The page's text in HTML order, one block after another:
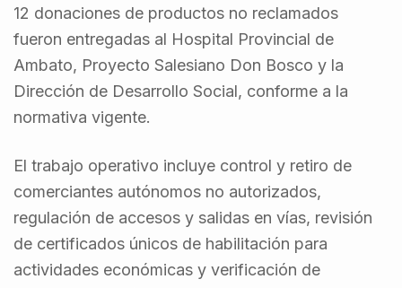
12 donaciones de productos no reclamados
fueron entregadas al Hospital Provincial de
Ambato, Proyecto Salesiano Don Bosco y la
Dirección de Desarrollo Social, conforme a la
normativa vigente.
El trabajo operativo incluye control y retiro de
comerciantes autónomos no autorizados,
regulación de accesos y salidas en vías, revisión
de certificados únicos de habilitación para
actividades económicas y verificación de